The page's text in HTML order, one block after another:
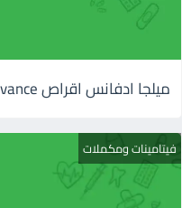
ميلجا ادفانس اقراص Milga Advance : للاعصاب والإكتئاب
فيتامينات ومكملات